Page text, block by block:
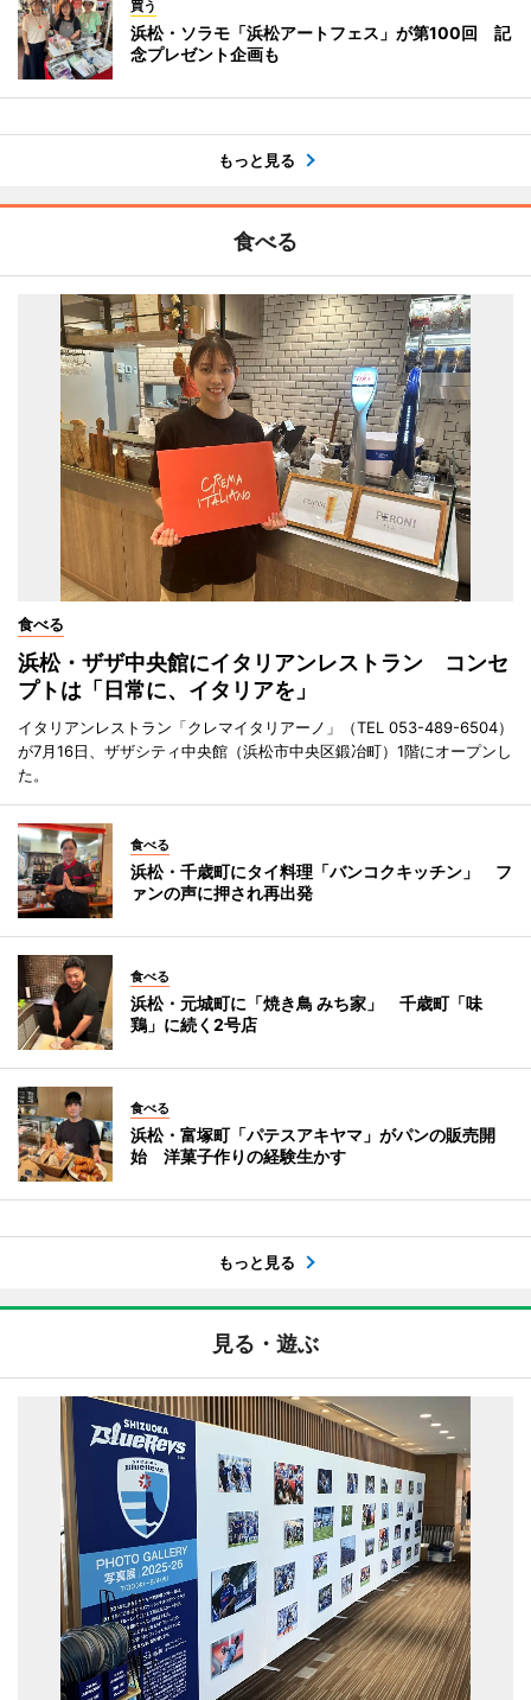
買う
浜松・ソラモ「浜松アートフェス」が第100回 記
念プレゼント企画も
もっと見る
食べる
食べる
浜松・ザザ中央館にイタリアンレストラン コンセ
プトは「日常に、イタリアを」
イタリアンレストラン「クレマイタリアーノ」（TEL 053-489-6504）
が7月16日、ザザシティ中央館（浜松市中央区鍛冶町）1階にオープンし
た。
食べる
浜松・千歳町にタイ料理「バンコクキッチン」 フ
ァンの声に押され再出発
食べる
浜松・元城町に「焼き鳥 みち家」 千歳町「味
鶏」に続く2号店
食べる
浜松・富塚町「パテスアキヤマ」がパンの販売開
始 洋菓子作りの経験生かす
もっと見る
見る・遊ぶ